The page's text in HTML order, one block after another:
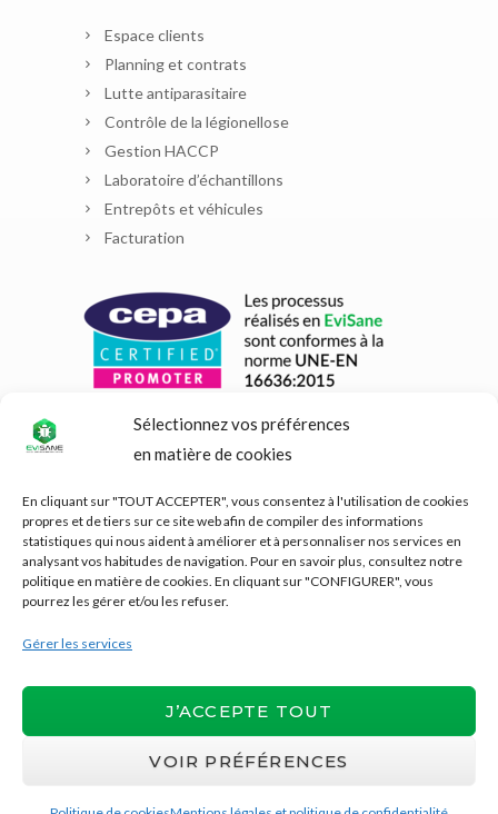
Sélectionnez vos préférences
en matière de cookies
En cliquant sur "TOUT ACCEPTER", vous consentez à l'utilisation de cookies
propres et de tiers sur ce site web afin de compiler des informations
statistiques qui nous aident à améliorer et à personnaliser nos services en
analysant vos habitudes de navigation. Pour en savoir plus, consultez notre
politique en matière de cookies. En cliquant sur "CONFIGURER", vous
pourrez les gérer et/ou les refuser.
Gérer les services
J’ACCEPTE TOUT
VOIR PRÉFÉRENCES
Espace clients
Planning et contrats
Lutte antiparasitaire
Contrôle de la légionellose
Gestion HACCP
Laboratoire d’échantillons
Entrepôts et véhicules
Facturation